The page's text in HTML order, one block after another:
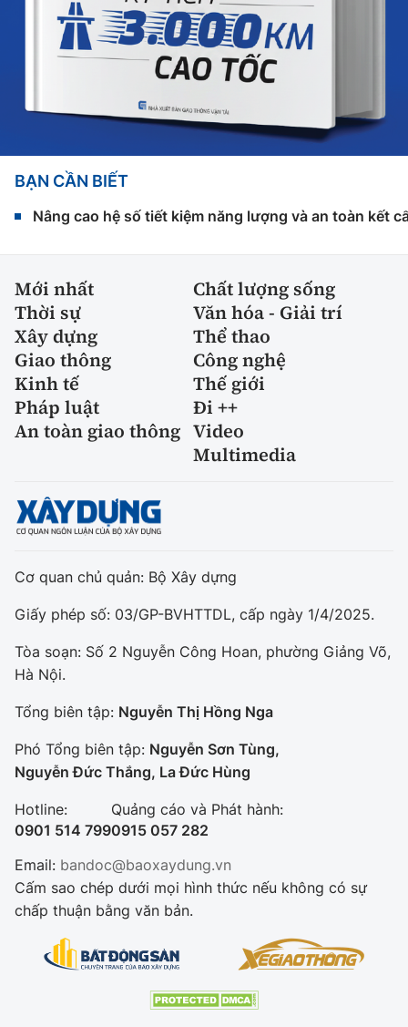
BẠN CẦN BIẾT
Nâng cao hệ số tiết kiệm năng lượng và an toàn kết
Mới nhất
Chất lượng sống
Thời sự
Văn hóa - Giải trí
Xây dựng
Thể thao
Giao thông
Công nghệ
Kinh tế
Thế giới
Pháp luật
Đi ++
An toàn giao thông Video
Multimedia
Cơ quan chủ quản: Bộ Xây dựng
Giấy phép số: 03/GP-BVHTTDL, cấp ngày 1/4/2025.
Tòa soạn: Số 2 Nguyễn Công Hoan, phường Giảng Võ,
Hà Nội.
Tổng biên tập: Nguyễn Thị Hồng Nga
Phó Tổng biên tập: Nguyễn Sơn Tùng,
Nguyễn Đức Thắng, La Đức Hùng
Hotline:
0901 514 799
Quảng cáo và Phát hành:
0915 057 282
Email: bandoc@baoxaydung.vn
Cấm sao chép dưới mọi hình thức nếu không có sự
chấp thuận bằng văn bản.